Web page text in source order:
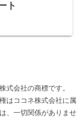
ト
式会社の商標です。
はココネ株式会社に属
、一切関係がありませ